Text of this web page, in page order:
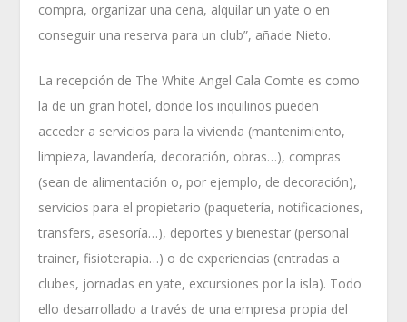
compra, organizar una cena, alquilar un yate o en
conseguir una reserva para un club”, añade Nieto.
La recepción de The White Angel Cala Comte es como
la de un gran hotel, donde los inquilinos pueden
acceder a servicios para la vivienda (mantenimiento,
limpieza, lavandería, decoración, obras…), compras
(sean de alimentación o, por ejemplo, de decoración),
servicios para el propietario (paquetería, notificaciones,
transfers, asesoría…), deportes y bienestar (personal
trainer, fisioterapia…) o de experiencias (entradas a
clubes, jornadas en yate, excursiones por la isla). Todo
ello desarrollado a través de una empresa propia del